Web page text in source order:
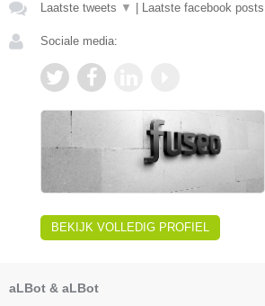
Laatste tweets ▼ Laatste facebook posts
Sociale media:
BEKIJK VOLLEDIG PROFIEL
aLBot & aLBot